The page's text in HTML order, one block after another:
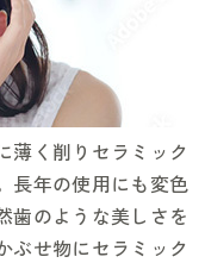
薄く削りセラミック
長年の使用にも変色
歯のような美しさを
ぶせ物にセラミック